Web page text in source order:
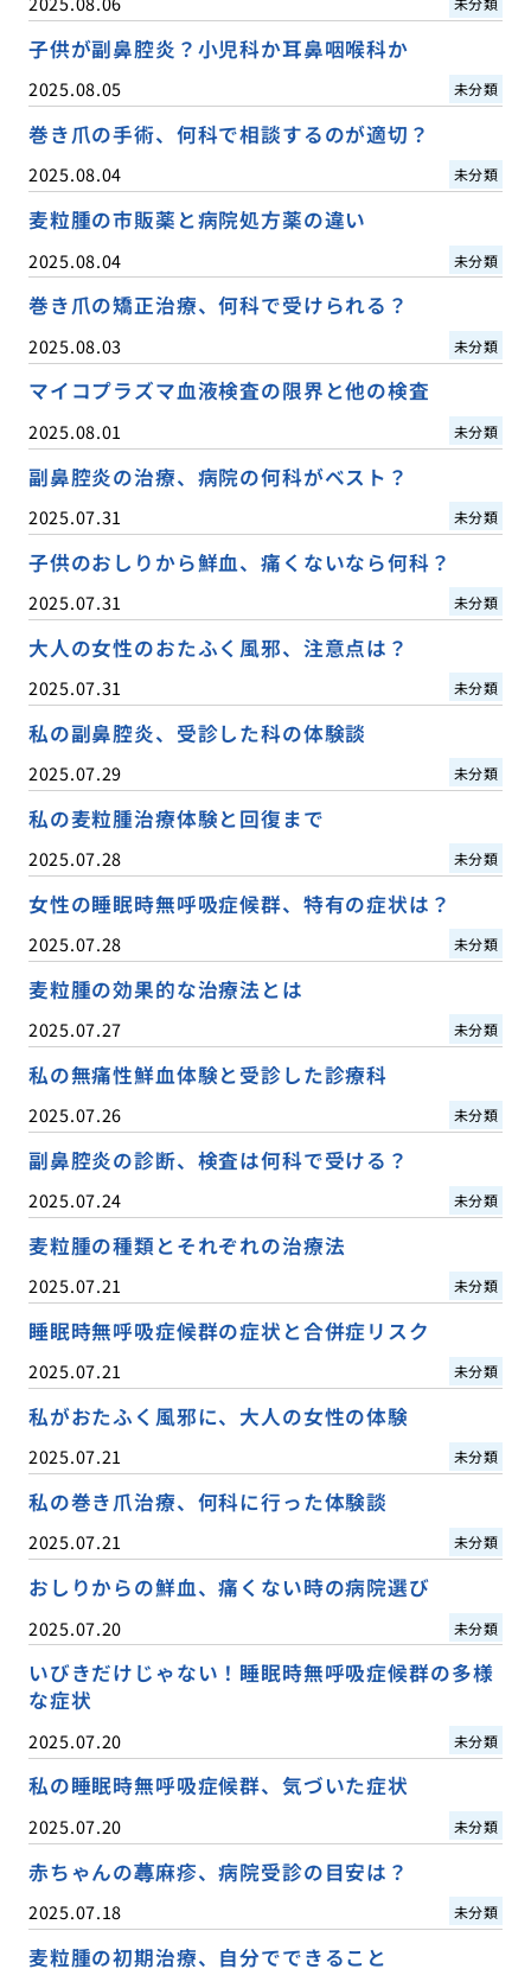
子供が副鼻腔炎？小児科か耳鼻咽喉科か
2025.08.05 未分類
巻き爪の手術、何科で相談するのが適切？
2025.08.04 未分類
麦粒腫の市販薬と病院処方薬の違い
2025.08.04 未分類
巻き爪の矯正治療、何科で受けられる？
2025.08.03 未分類
マイコプラズマ血液検査の限界と他の検査
2025.08.01 未分類
副鼻腔炎の治療、病院の何科がベスト？
2025.07.31 未分類
子供のおしりから鮮血、痛くないなら何科？
2025.07.31 未分類
大人の女性のおたふく風邪、注意点は？
2025.07.31 未分類
私の副鼻腔炎、受診した科の体験談
2025.07.29 未分類
私の麦粒腫治療体験と回復まで
2025.07.28 未分類
女性の睡眠時無呼吸症候群、特有の症状は？
2025.07.28 未分類
麦粒腫の効果的な治療法とは
2025.07.27 未分類
私の無痛性鮮血体験と受診した診療科
2025.07.26 未分類
副鼻腔炎の診断、検査は何科で受ける？
2025.07.24 未分類
麦粒腫の種類とそれぞれの治療法
2025.07.21 未分類
睡眠時無呼吸症候群の症状と合併症リスク
2025.07.21 未分類
私がおたふく風邪に、大人の女性の体験
2025.07.21 未分類
私の巻き爪治療、何科に行った体験談
2025.07.21 未分類
おしりからの鮮血、痛くない時の病院選び
2025.07.20 未分類
いびきだけじゃない！睡眠時無呼吸症候群の多様
な症状
2025.07.20 未分類
私の睡眠時無呼吸症候群、気づいた症状
2025.07.20 未分類
赤ちゃんの蕁麻疹、病院受診の目安は？
2025.07.18 未分類
麦粒腫の初期治療、自分でできること